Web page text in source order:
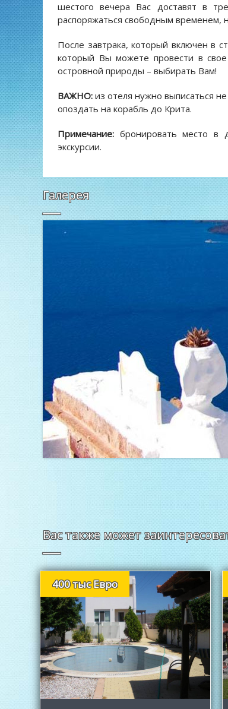
шестого вечера Вас доставят в
распоряжаться свободным временем,
После завтрака, который включен в
который Вы можете провести в
островной природы – выбирать Вам!
ВАЖНО: из отеля нужно выписаться
опоздать на корабль до Крита.
Примечание: бронировать место в
экскурсии.
Галерея
Вас также может
400 тыс Евро
Подробнее